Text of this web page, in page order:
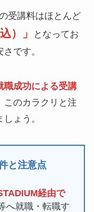
受講料はほとんど
）」
となってお
です。
職成功による受講
このカラクリと注
ょう。
と注意点
経由で
へ就職・転職す